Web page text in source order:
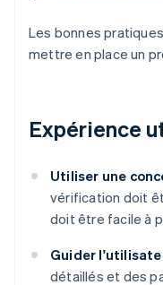
Les bonnes
mettre en place un
Expérience
Utiliser une
vérification doit
doit être facile à
Guider
détaillés et des